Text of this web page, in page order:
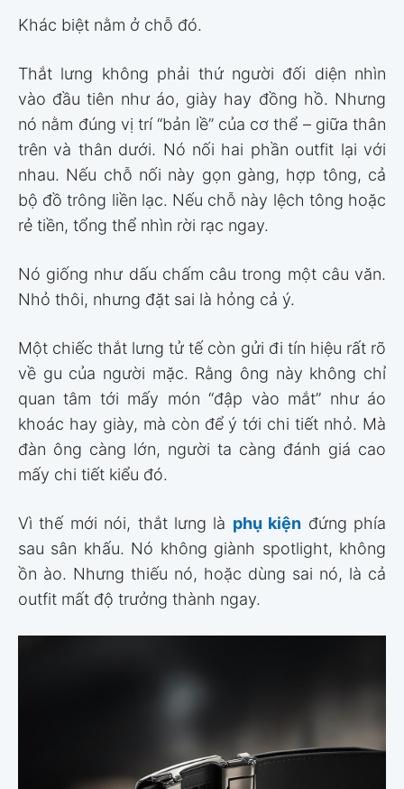
Khác biệt nằm ở chỗ đó.
Thắt lưng không phải thứ người đối diện nhìn
vào đầu tiên như áo, giày hay đồng hồ. Nhưng
nó nằm đúng vị trí “bản lề” của cơ thể – giữa thân
trên và thân dưới. Nó nối hai phần outfit lại với
nhau. Nếu chỗ nối này gọn gàng, hợp tông, cả
bộ đồ trông liền lạc. Nếu chỗ này lệch tông hoặc
rẻ tiền, tổng thể nhìn rời rạc ngay.
Nó giống như dấu chấm câu trong một câu văn.
Nhỏ thôi, nhưng đặt sai là hỏng cả ý.
Một chiếc thắt lưng tử tế còn gửi đi tín hiệu rất rõ
về gu của người mặc. Rằng ông này không chỉ
quan tâm tới mấy món “đập vào mắt” như áo
khoác hay giày, mà còn để ý tới chi tiết nhỏ. Mà
đàn ông càng lớn, người ta càng đánh giá cao
mấy chi tiết kiểu đó.
Vì thế mới nói, thắt lưng là phụ kiện đứng phía
sau sân khấu. Nó không giành spotlight, không
ồn ào. Nhưng thiếu nó, hoặc dùng sai nó, là cả
outfit mất độ trưởng thành ngay.